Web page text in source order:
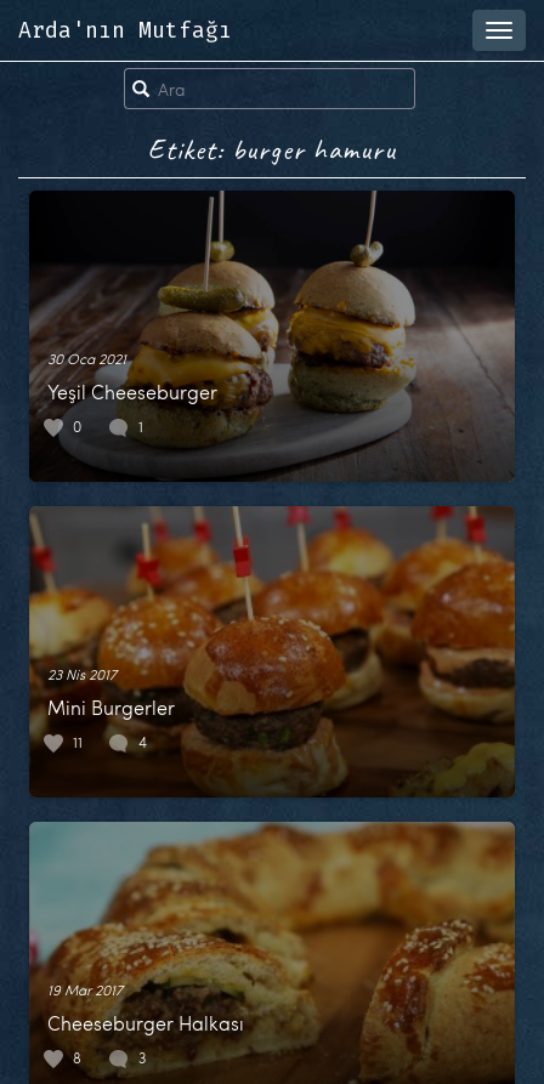
Arda'nın Mutfağı
Etiket: burger hamuru
30 Oca 2021
Yeşil Cheeseburger
0 1
23 Nis 2017
Mini Burgerler
11 4
19 Mar 2017
Cheeseburger Halkası
8 3